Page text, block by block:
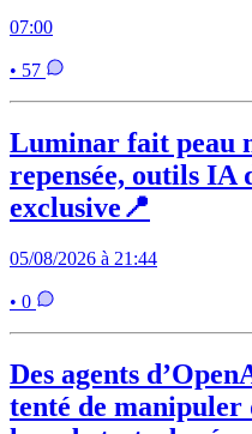
07:00
• 57
Luminar fait peau
repensée, outils IA
exclusive📍
05/08/2026 à 21:44
• 0
Des agents
tenté de manipuler